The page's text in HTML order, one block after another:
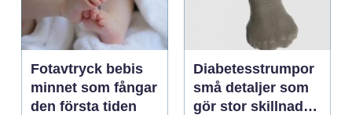
Fotavtryck bebis
minnet som fångar
den första tiden
Diabetesstrumpor
små detaljer som
gör stor skillnad